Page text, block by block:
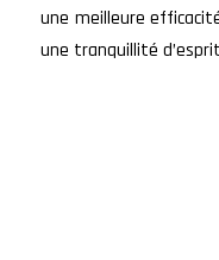
une meilleure
une tranquillité